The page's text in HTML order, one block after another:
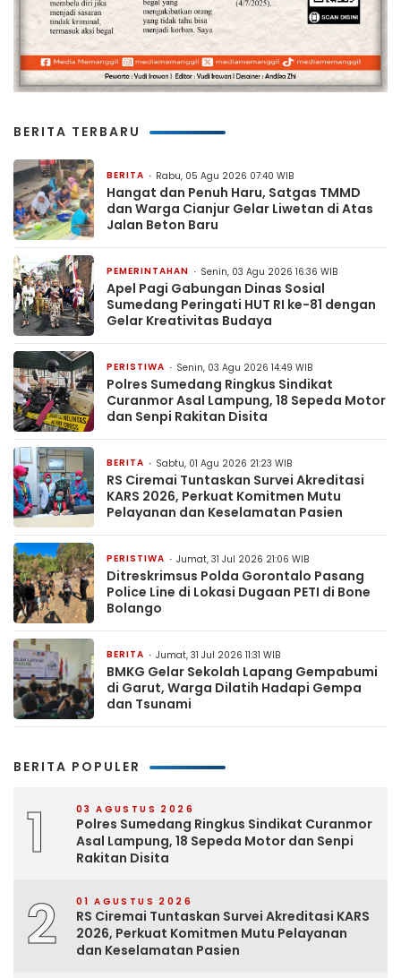
BERITA TERBARU
BERITA Rabu, 05 Agu 2026 07:40 WIB
Hangat dan Penuh Haru, Satgas TMMD
dan Warga Cianjur Gelar Liwetan di Atas
Jalan Beton Baru
PEMERINTAHAN Senin, 03 Agu 2026 16:36 WIB
Apel Pagi Gabungan Dinas Sosial
Sumedang Peringati HUT RI ke-81 dengan
Gelar Kreativitas Budaya
PERISTIWA Senin, 03 Agu 2026 14:49 WIB
Polres Sumedang Ringkus Sindikat
Curanmor Asal Lampung, 18 Sepeda Motor
dan Senpi Rakitan Disita
BERITA Sabtu, 01 Agu 2026 21:23 WIB
RS Ciremai Tuntaskan Survei Akreditasi
KARS 2026, Perkuat Komitmen Mutu
Pelayanan dan Keselamatan Pasien
PERISTIWA Jumat, 31 Jul 2026 21:06 WIB
Ditreskrimsus Polda Gorontalo Pasang
Police Line di Lokasi Dugaan PETI di Bone
Bolango
BERITA Jumat, 31 Jul 2026 11:31 WIB
BMKG Gelar Sekolah Lapang Gempabumi
di Garut, Warga Dilatih Hadapi Gempa
dan Tsunami
BERITA POPULER
1 03 AGUSTUS 2026
Polres Sumedang Ringkus Sindikat Curanmor
Asal Lampung, 18 Sepeda Motor dan Senpi
Rakitan Disita
2 01 AGUSTUS 2026
RS Ciremai Tuntaskan Survei Akreditasi KARS
2026, Perkuat Komitmen Mutu Pelayanan
dan Keselamatan Pasien